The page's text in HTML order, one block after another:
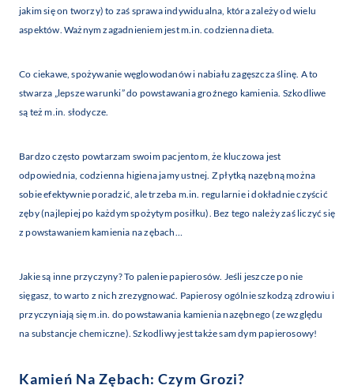
jakim się on tworzy) to zaś sprawa indywidualna, która zależy od wielu
aspektów. Ważnym zagadnieniem jest m.in. codzienna dieta.
Co ciekawe, spożywanie węglowodanów i nabiału zagęszcza ślinę. A to
stwarza „lepsze warunki” do powstawania groźnego kamienia. Szkodliwe
są też m.in. słodycze.
Bardzo często powtarzam swoim pacjentom, że kluczowa jest
odpowiednia, codzienna higiena jamy ustnej. Z płytką nazębną można
sobie efektywnie poradzić, ale trzeba m.in. regularnie i dokładnie czyścić
zęby (najlepiej po każdym spożytym posiłku). Bez tego należy zaś liczyć się
z powstawaniem kamienia na zębach…
Jakie są inne przyczyny? To palenie papierosów. Jeśli jeszcze po nie
sięgasz, to warto z nich zrezygnować. Papierosy ogólnie szkodzą zdrowiu i
przyczyniają się m.in. do powstawania kamienia nazębnego (ze względu
na substancje chemiczne). Szkodliwy jest także sam dym papierosowy!
Kamień Na Zębach: Czym Grozi?